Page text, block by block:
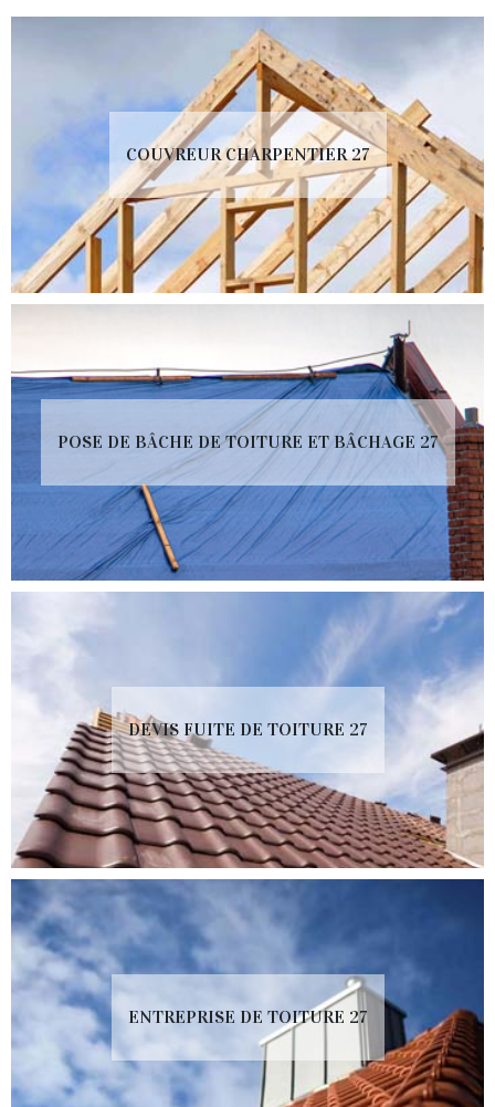
COUVREUR CHARPENTIER 27
POSE DE BÂCHE DE TOITURE ET BÂCHAGE 27
DEVIS FUITE DE TOITURE 27
ENTREPRISE DE TOITURE 27